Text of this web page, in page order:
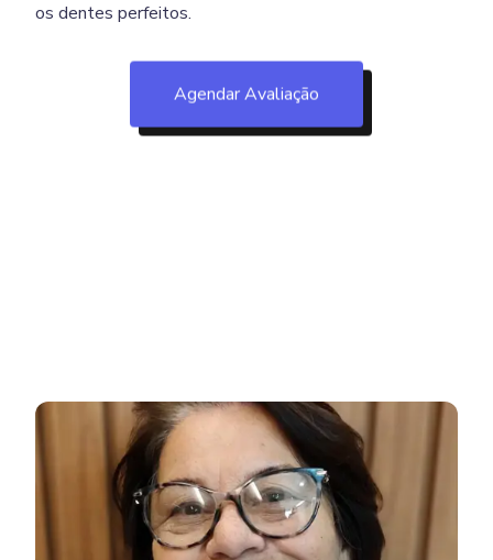
os dentes perfeitos.
Agendar Avaliação